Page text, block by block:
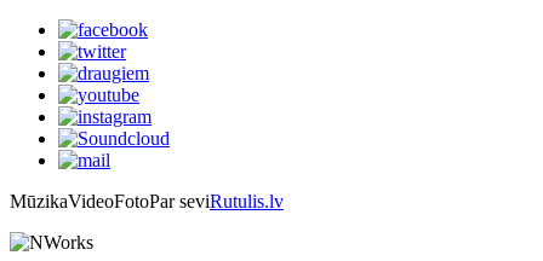
MūzikaVideoFotoPar seviRutulis.lv